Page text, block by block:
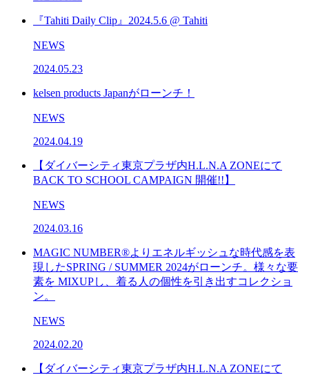
『Tahiti Daily Clip』2024.5.6 @ Tahiti
NEWS
2024.05.23
kelsen products Japanがローンチ！
NEWS
2024.04.19
【ダイバーシティ東京プラザ内H.L.N.A ZONEにて
BACK TO SCHOOL CAMPAIGN 開催!!】
NEWS
2024.03.16
MAGIC NUMBER®️よりエネルギッシュな時代感を表
現したSPRING / SUMMER 2024がローンチ。様々な要
素を MIXUPし、着る人の個性を引き出すコレクショ
ン。
NEWS
2024.02.20
【ダイバーシティ東京プラザ内H.L.N.A ZONEにて